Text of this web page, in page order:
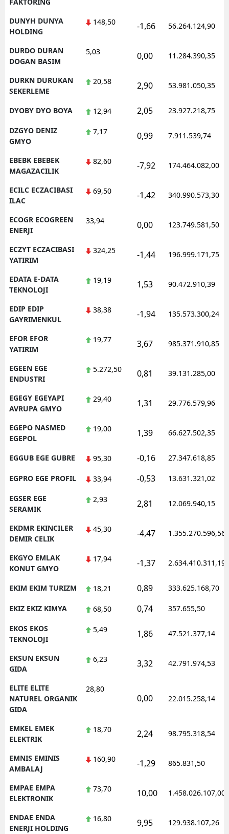
DUNYH DUNYA
HOLDING
148,50 -1,66 56.264.124,90
DURDO DURAN
DOGAN BASIM
5,03 0,00 11.284.390,35
DURKN DURUKAN
SEKERLEME
20,58 2,90 53.981.050,35
DYOBY DYO BOYA 12,94 2,05 23.927.218,75
DZGYO DENIZ
GMYO
7,17 0,99 7.911.539,74
EBEBK EBEBEK
MAGAZACILIK
82,60 -7,92 174.464.082,00
ECILC ECZACIBASI
ILAC
69,50 -1,42 340.990.573,30
ECOGR ECOGREEN
ENERJI
33,94 0,00 123.749.581,50
ECZYT ECZACIBASI
YATIRIM
324,25 -1,44 196.999.171,75
EDATA E-DATA
TEKNOLOJI
19,19 1,53 90.472.910,39
EDIP EDIP
GAYRIMENKUL
38,38 -1,94 135.573.300,24
EFOR EFOR
YATIRIM
19,77 3,67 985.371.910,85
EGEEN EGE
ENDUSTRI
5.272,50 0,81 39.131.285,00
EGEGY EGEYAPI
AVRUPA GMYO
29,40 1,31 29.776.579,96
EGEPO NASMED
EGEPOL
19,00 1,39 66.627.502,35
EGGUB EGE GUBRE 95,30 -0,16 27.347.618,85
EGPRO EGE PROFIL 33,94 -0,53 13.631.321,02
EGSER EGE
SERAMIK
2,93 2,81 12.069.940,15
EKDMR EKINCILER
DEMIR CELIK
45,30 -4,47 1.355.270.596,56
EKGYO EMLAK
KONUT GMYO
17,94 -1,37 2.634.410.311,19
EKIM EKIM TURIZM 18,21 0,89 333.625.168,70
EKIZ EKIZ KIMYA 68,50 0,74 357.655,50
EKOS EKOS
TEKNOLOJI
5,49 1,86 47.521.377,14
EKSUN EKSUN
GIDA
6,23 3,32 42.791.974,53
ELITE ELITE
NATUREL ORGANIK
GIDA
28,80
0,00 22.015.258,14
EMKEL EMEK
ELEKTRIK
18,70 2,24 98.795.318,54
EMNIS EMINIS
AMBALAJ
160,90 -1,29 865.831,50
EMPAE EMPA
ELEKTRONIK
73,70 10,00 1.458.026.107,00
ENDAE ENDA
ENERJI HOLDING
16,80 9,95 129.938.107,26